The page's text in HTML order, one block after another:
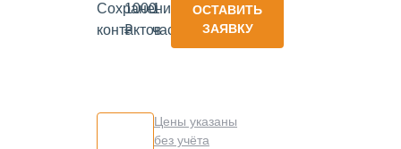
Сохранение
контактов
1000
₽
1
час
ОСТАВИТЬ
ЗАЯВКУ
Цены указаны
без учёта